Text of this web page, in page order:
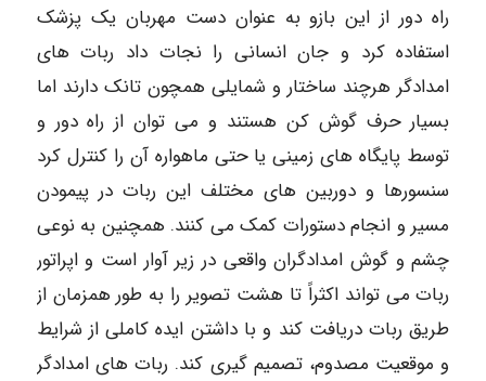
راه دور از این بازو به عنوان دست مهربان یک پزشک
استفاده کرد و جان انسانی را نجات داد ربات های
امدادگر هرچند ساختار و شمایلی همچون تانک دارند اما
بسیار حرف گوش کن هستند و می توان از راه دور و
توسط پایگاه های زمینی یا حتی ماهواره آن را کنترل کرد
سنسورها و دوربین های مختلف این ربات در پیمودن
مسیر و انجام دستورات کمک می کنند. همچنین به نوعی
چشم و گوش امدادگران واقعی در زیر آوار است و اپراتور
ربات می تواند اکثراً تا هشت تصویر را به طور همزمان از
طریق ربات دریافت کند و با داشتن ایده کاملی از شرایط
و موقعیت مصدوم، تصمیم گیری کند. ربات های امدادگر